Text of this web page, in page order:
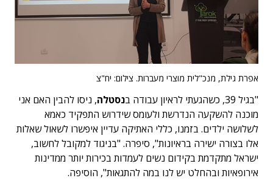
אפרת גילת, מנכ"לית מוצרי מעברות. צילום: יח"צ
"בגיל 39, כשהגעתי לראיון עבודה ב נסטלה, ניסו להבין האם אני
מוכנה להשקעה הנדרשת ולעומס שידרוש התפקיד כאמא
לשלושה ילדים. בזמנו, כללי האתיקה עדיין איפשרו לשאול שאלות
אלו בצורה ישירה בראיונות", סיפרה. "בניגוד למקובל לחשוב,
ישראל מתקדמת בקידום נשים לעמדות בכירות יותר ממדינות
אירופאיות ובהחלט יש לנו במה להתגאות", הוסיפה.